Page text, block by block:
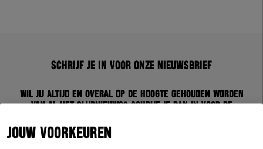
JOUW VOORKEUREN
Schrijf je in voor onze nieuwsbrief
Wil jij altijd en overal op de hoogte gehouden worden
van al het clubnieuws? Schrijf je dan in voor de
kan geven welk nieuws jij van ons wil ontvangen,
sturen wij alleen nieuws wat voor jou relevant is.